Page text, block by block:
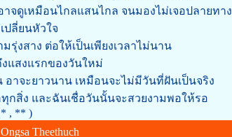
จดูเหมือนไกลแสนไกล จนมองไม่เจอปลายทาง
ปลี่ยนหัวใจ
รุ่งสาง ต่อให้เป็นเพียงเวลาไม่นาน
แสงแรกของวันใหม่
อาจะยาวนาน เหมือนจะไม่มีวันที่ฝันเป็นจริง
กสิ่ง และฉันเชื่อวันนั้นจะสวยงามพอให้รอ
, ** )
Theethuch